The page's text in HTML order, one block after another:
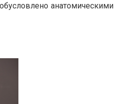
анатомическими